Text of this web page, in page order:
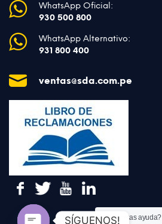
WhatsApp Oficial:
930 500 800
WhatsApp Alternativo:
931 800 400
ventas@sda.com.pe
¿Necesitas ayuda?
SÍGUENOS!